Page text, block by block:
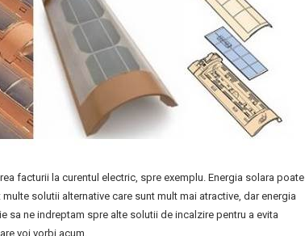
facturii la curentul electric, spre exemplu. Energia solara poate
solutii alternative care sunt mult mai atractive, dar energia
sa ne indreptam spre alte solutii de incalzire pentru a evita
voi vorbi acum.